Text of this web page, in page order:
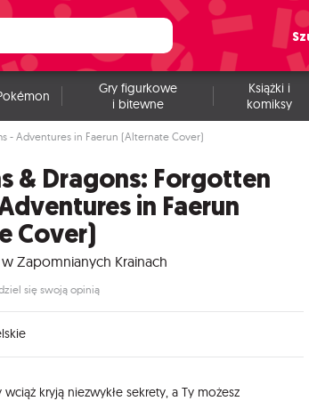
Gry figurkowe
i bitewne
Książki i
komiksy
- Adventures in Faerun (Alternate Cover)
& Dragons: Forgotten
in Faerun
Cover)
Zapomnianych Krainach
się swoją opinią
kryją niezwykłe sekrety, a Ty możesz